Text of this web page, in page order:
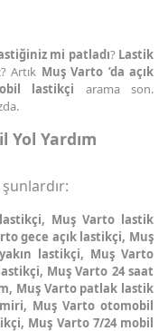
mi patladı? Lastik
Artık Muş Varto ’da açık
lastikçi arama son.
Yol Yardım
Muş Varto lastik
gece açık lastikçi, Muş
lastikçi, Muş Varto
Muş Varto 24 saat
Muş Varto patlak lastik
Muş Varto otomobil
Muş Varto 7/24 mobil